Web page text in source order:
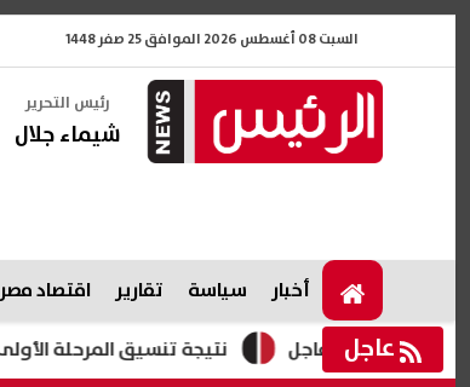
السبت 08 أغسطس 2026 الموافق 25 صفر 1448
رئيس التحرير
شيماء جلال
أخبار سياسة تقارير اقتصاد مصر
عاجل نتيجة تنسيق المرحلة الأولى 2026.. موعد إعلانها وما يحدث بعد غلق تسجيل الرغبات الموحد| عاجل